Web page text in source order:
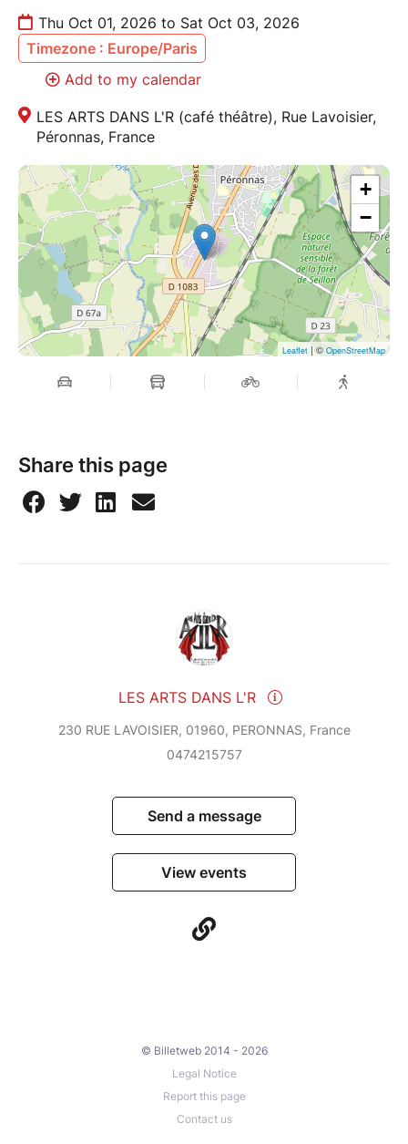
Thu Oct 01, 2026 to Sat Oct 03, 2026
Timezone : Europe/Paris
Add to my calendar
LES ARTS DANS L'R (café théâtre), Rue Lavoisier,
Péronnas, France
+
−
Leaflet| © OpenStreetMap
Share this page
LES ARTS DANS L'R
230 RUE LAVOISIER, 01960, PERONNAS, France
0474215757
Send a message
View events
© Billetweb 2014 - 2026
Legal Notice
Report this page
Contact us